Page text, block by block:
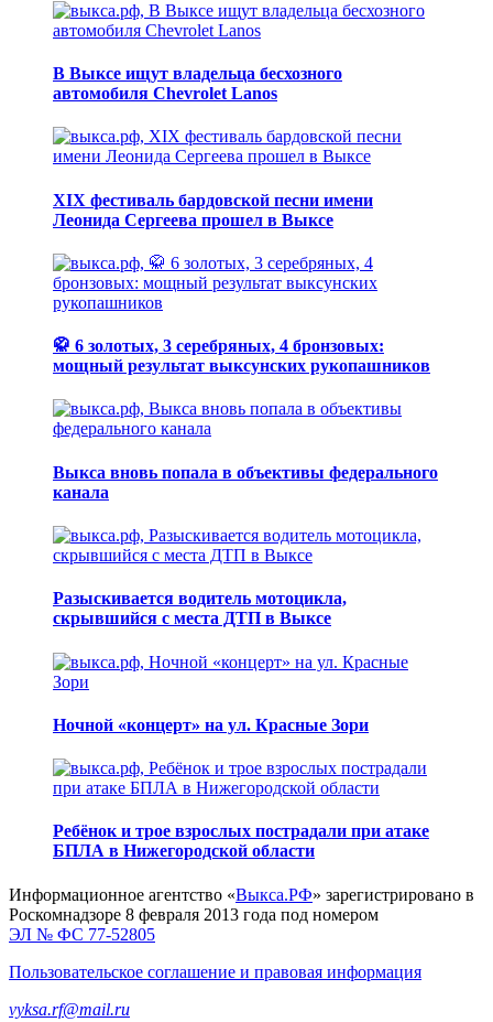
В Выксе ищут владельца бесхозного
автомобиля Chevrolet Lanos
XIX фестиваль бардовской песни имени
Леонида Сергеева прошел в Выксе
🥋 6 золотых, 3 серебряных, 4 бронзовых:
мощный результат выксунских рукопашников
Выкса вновь попала в объективы федерального
канала
Разыскивается водитель мотоцикла,
скрывшийся с места ДТП в Выксе
Ночной «концерт» на ул. Красные Зори
Ребёнок и трое взрослых пострадали при атаке
БПЛА в Нижегородской области
Информационное агентство «Выкса.РФ» зарегистрировано в
Роскомнадзоре 8 февраля 2013 года под номером
ЭЛ № ФС 77-52805
Пользовательское соглашение и правовая информация
vyksa.rf@mail.ru